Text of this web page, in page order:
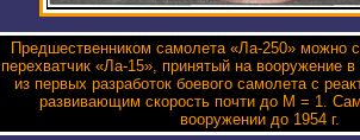
Предшественником самолета «Ла-250» можно
перехватчик «Ла-15», принятый на вооружение
из первых разработок боевого самолета с
развивающим скорость почти до М = 1.
вооружении до 1954 г.